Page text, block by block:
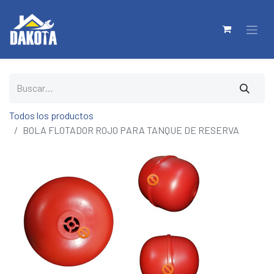
Todos los productos
BOLA FLOTADOR ROJO PARA TANQUE DE RESERVA